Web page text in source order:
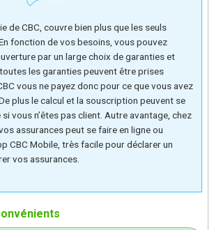
de CBC, couvre bien plus que les seuls
fonction de vos besoins, vous pouvez
par un large choix de garanties et
les garanties peuvent être prises
vous ne payez donc pour ce que vous avez
plus le calcul et la souscription peuvent se
vous n’êtes pas client. Autre avantage, chez
assurances peut se faire en ligne ou
CBC Mobile, très facile pour déclarer un
vos assurances.